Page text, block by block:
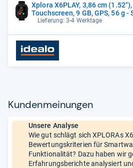
Xplora X6PLAY, 3,86 cm (1.52"),
Touchscreen, 9 GB, GPS, 56 g -
Lieferung: 3-4 Werktage
Kun­den­mei­nun­gen
Unsere Analyse
Wie gut schlägt sich XPLORAs
Bewertungskriterien für
Funktionalität? Dazu haben wir
Erfahrungsberichte analysiert